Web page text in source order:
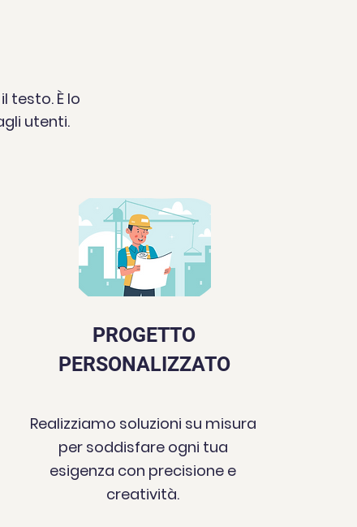
testo. È lo
utenti.
PROGETTO
PERSONALIZZATO
Realizziamo soluzioni su misura
per soddisfare ogni tua
esigenza con precisione e
creatività.